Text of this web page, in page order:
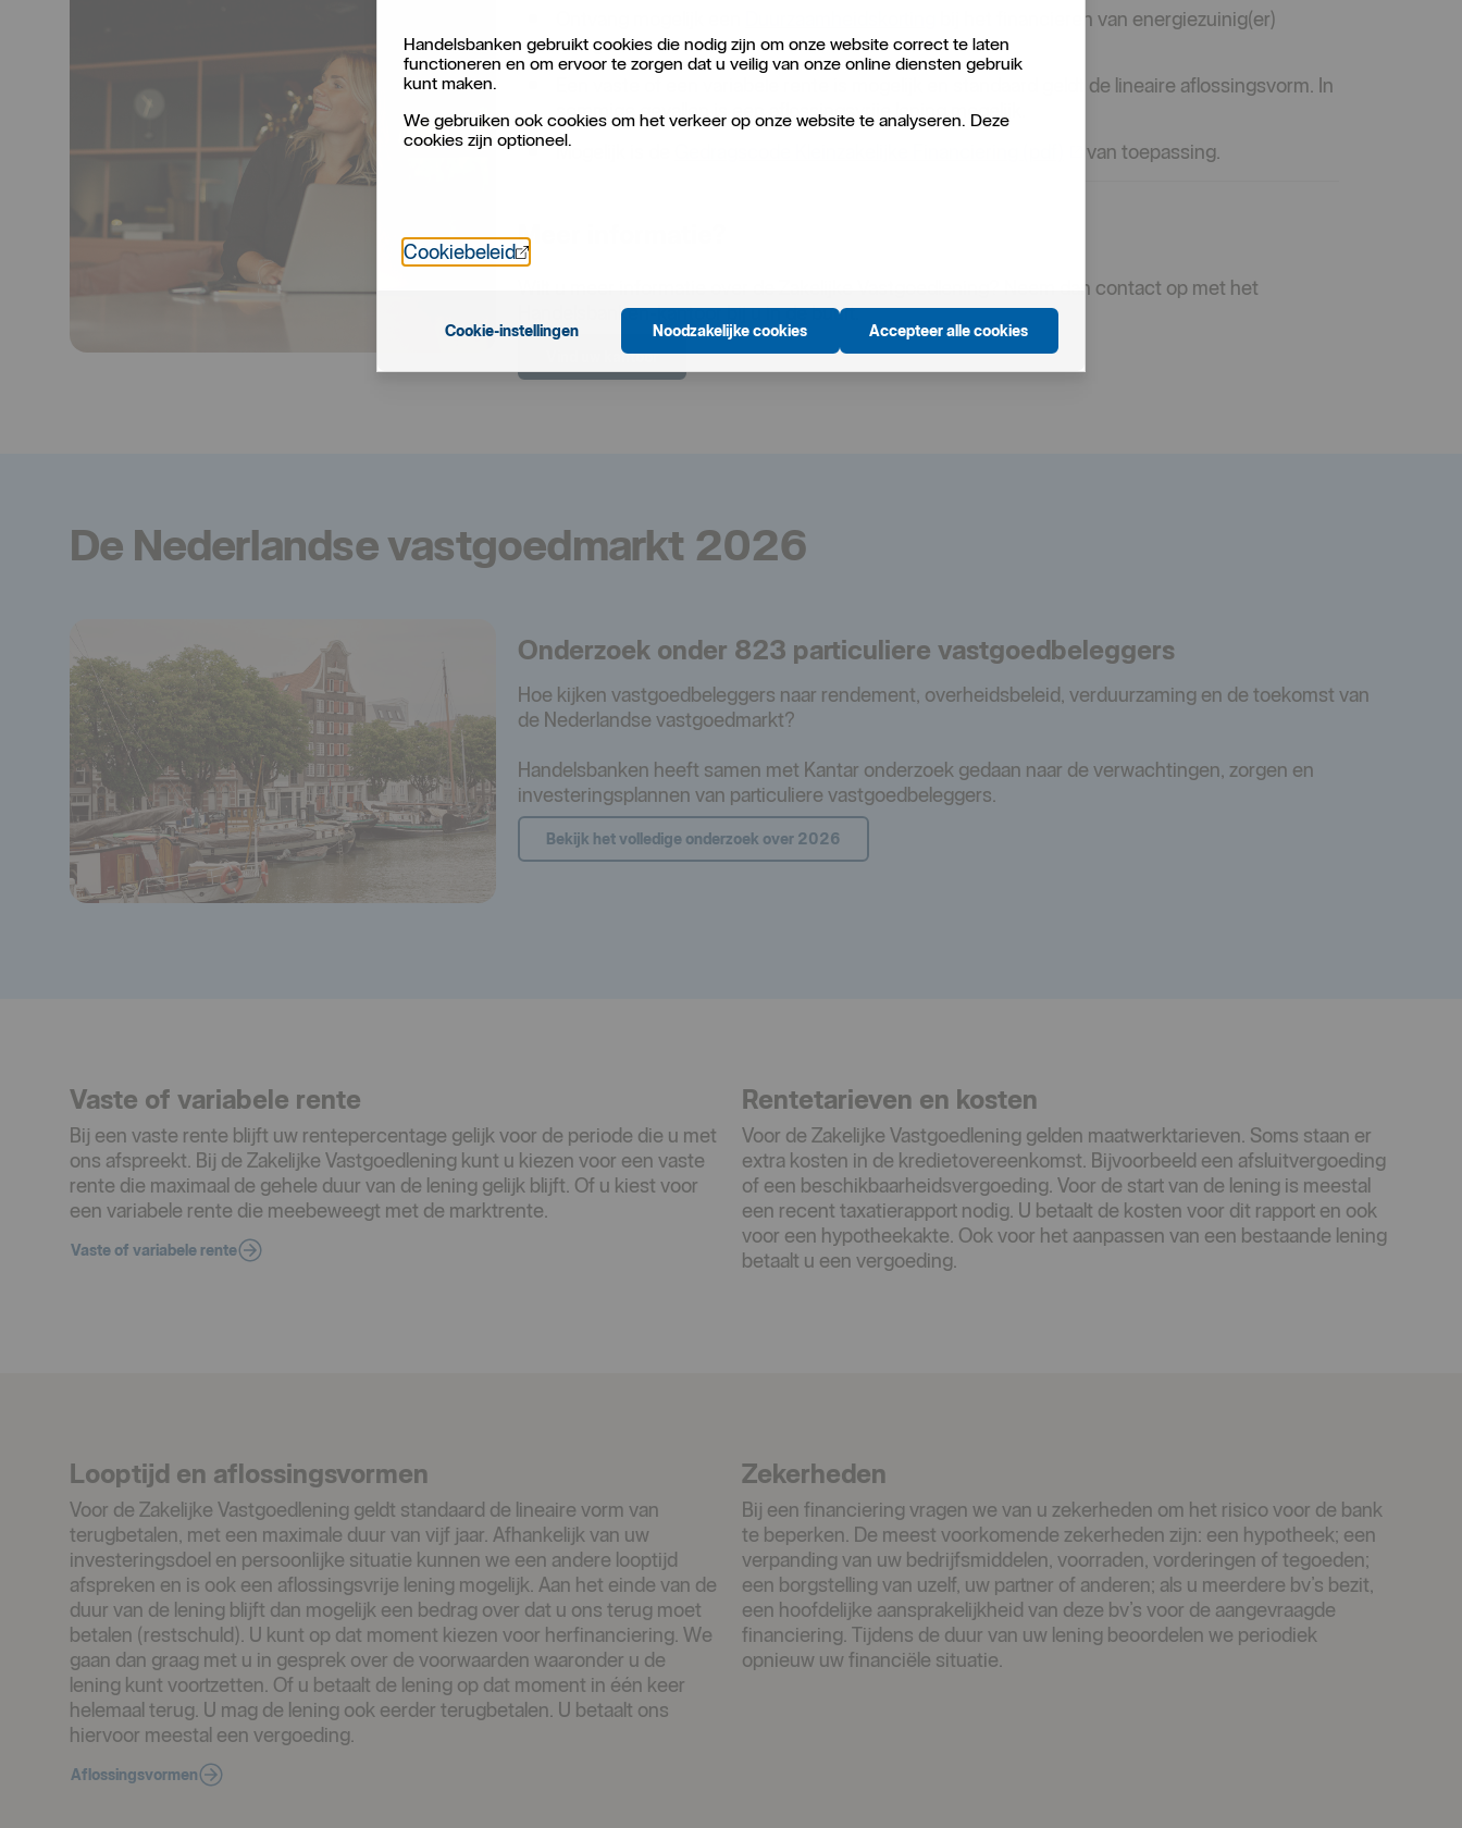
Handelsbanken gebruikt cookies die nodig zijn om onze website correct te laten
functioneren en om ervoor te zorgen dat u veilig van onze online diensten gebruik
kunt maken.
We gebruiken ook cookies om het verkeer op onze website te analyseren. Deze
cookies zijn optioneel.
Cookiebeleid Öppnas i nytt fönster
Cookie-instellingen Noodzakelijke cookies Accepteer alle cookies
bij het financieren van energiezuinig(er)
vastgoed.
Een vaste of een variabele rente is mogelijk en standaard geldt de lineaire aflossingsvorm. In
sommige gevallen is een aflossingsvrije lening mogelijk.
Mogelijk is de
van toepassing.
Meer informatie?
Wilt u meer informatie over de Zakelijke Vastgoedlening? Neem dan contact op met het
Handelsbanken-kantoor bij u in de buurt.
Vind uw kantoor
De Nederlandse vastgoedmarkt 2026
Onderzoek onder 823 particuliere vastgoedbeleggers
Hoe kijken vastgoedbeleggers naar rendement, overheidsbeleid, verduurzaming en de toekomst van
de Nederlandse vastgoedmarkt?
Handelsbanken heeft samen met Kantar onderzoek gedaan naar de verwachtingen, zorgen en
investeringsplannen van particuliere vastgoedbeleggers.
Bekijk het volledige onderzoek over 2026
Vaste of variabele rente
Bij een vaste rente blijft uw rentepercentage gelijk voor de periode die u met
ons afspreekt. Bij de Zakelijke Vastgoedlening kunt u kiezen voor een vaste
rente die maximaal de gehele duur van de lening gelijk blijft. Of u kiest voor
een variabele rente die meebeweegt met de marktrente.
Vaste of variabele rente
Rentetarieven en kosten
Voor de Zakelijke Vastgoedlening gelden maatwerktarieven. Soms staan er
extra kosten in de kredietovereenkomst. Bijvoorbeeld een afsluitvergoeding
of een beschikbaarheidsvergoeding. Voor de start van de lening is meestal
een recent taxatierapport nodig. U betaalt de kosten voor dit rapport en ook
voor een hypotheekakte. Ook voor het aanpassen van een bestaande lening
betaalt u een vergoeding.
Looptijd en aflossingsvormen
Voor de Zakelijke Vastgoedlening geldt standaard de lineaire vorm van
terugbetalen, met een maximale duur van vijf jaar. Afhankelijk van uw
investeringsdoel en persoonlijke situatie kunnen we een andere looptijd
afspreken en is ook een aflossingsvrije lening mogelijk. Aan het einde van de
duur van de lening blijft dan mogelijk een bedrag over dat u ons terug moet
betalen (restschuld). U kunt op dat moment kiezen voor herfinanciering. We
gaan dan graag met u in gesprek over de voorwaarden waaronder u de
lening kunt voortzetten. Of u betaalt de lening op dat moment in één keer
helemaal terug. U mag de lening ook eerder terugbetalen. U betaalt ons
hiervoor meestal een vergoeding.
Aflossingsvormen
Zekerheden
Bij een financiering vragen we van u zekerheden om het risico voor de bank
te beperken. De meest voorkomende zekerheden zijn: een hypotheek; een
verpanding van uw bedrijfsmiddelen, voorraden, vorderingen of tegoeden;
een borgstelling van uzelf, uw partner of anderen; als u meerdere bv’s bezit,
een hoofdelijke aansprakelijkheid van deze bv’s voor de aangevraagde
financiering. Tijdens de duur van uw lening beoordelen we periodiek
opnieuw uw financiële situatie.